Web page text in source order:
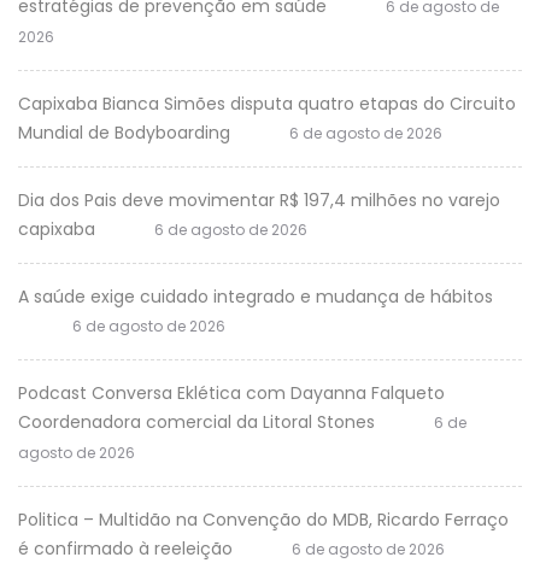
estratégias de prevenção em saúde
6 de agosto de
2026
Capixaba Bianca Simões disputa quatro etapas do Circuito
Mundial de Bodyboarding
6 de agosto de 2026
Dia dos Pais deve movimentar R$ 197,4 milhões no varejo
capixaba
6 de agosto de 2026
A saúde exige cuidado integrado e mudança de hábitos
6 de agosto de 2026
Podcast Conversa Eklética com Dayanna Falqueto
Coordenadora comercial da Litoral Stones
6 de
agosto de 2026
Politica – Multidão na Convenção do MDB, Ricardo Ferraço
é confirmado à reeleição
6 de agosto de 2026